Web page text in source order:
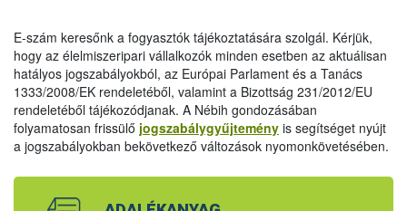
E-szám keresőnk a fogyasztók tájékoztatására szolgál. Kérjük,
hogy az élelmiszeripari vállalkozók minden esetben az aktuálisan
hatályos jogszabályokból, az Európai Parlament és a Tanács
1333/2008/EK rendeletéből, valamint a Bizottság 231/2012/EU
rendeletéből tájékozódjanak. A Nébih gondozásában
folyamatosan frissülő jogszabálygyűjtemény is segítséget nyújt
a jogszabályokban bekövetkező változások nyomonkövetésében.